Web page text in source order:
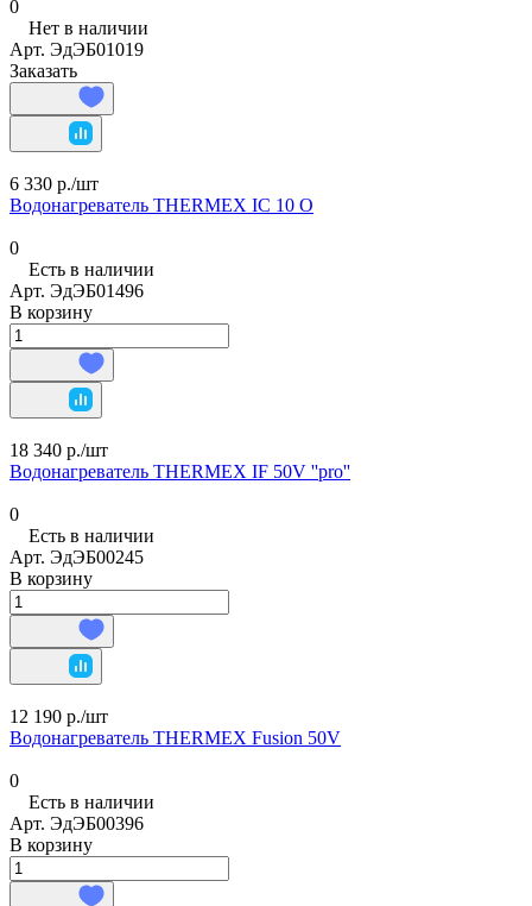
0
Нет в наличии
Арт. ЭдЭБ01019
Заказать
6 330 р./шт
Водонагреватель THERMEX IC 10 О
0
Есть в наличии
Арт. ЭдЭБ01496
В корзину
18 340 р./шт
Водонагреватель THERMEX IF 50V ''pro''
0
Есть в наличии
Арт. ЭдЭБ00245
В корзину
12 190 р./шт
Водонагреватель THERMEX Fusion 50V
0
Есть в наличии
Арт. ЭдЭБ00396
В корзину